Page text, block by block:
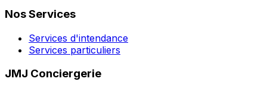
Nos Services
Services d'intendance
Services particuliers
JMJ Conciergerie